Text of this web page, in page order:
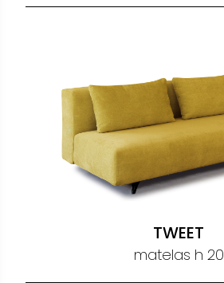
TWEET
matelas h 20